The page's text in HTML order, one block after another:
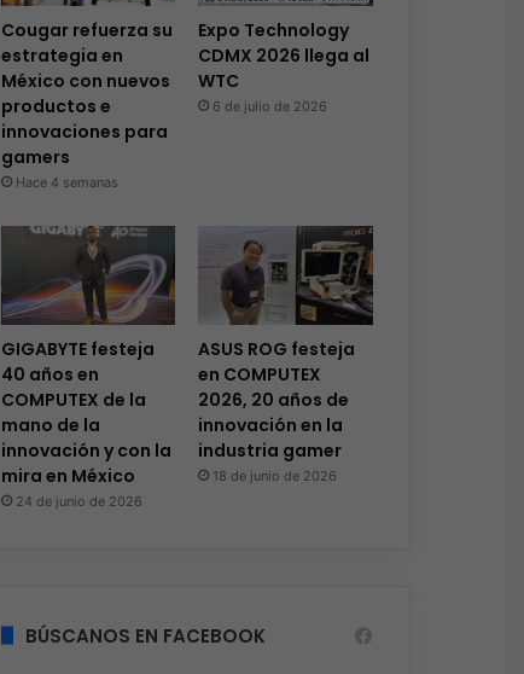
Cougar refuerza su
estrategia en
México con nuevos
productos e
innovaciones para
gamers
Hace 4 semanas
Expo Technology
CDMX 2026 llega al
WTC
6 de julio de 2026
GIGABYTE festeja
40 años en
COMPUTEX de la
mano de la
innovación y con la
mira en México
24 de junio de 2026
ASUS ROG festeja
en COMPUTEX
2026, 20 años de
innovación en la
industria gamer
18 de junio de 2026
BÚSCANOS EN FACEBOOK